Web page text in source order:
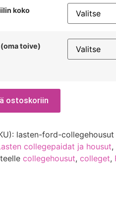
koko
toive)
ostoskoriin
lasten-ford-collegehousut
collegepaidat ja housut,
collegehousut,colleget,